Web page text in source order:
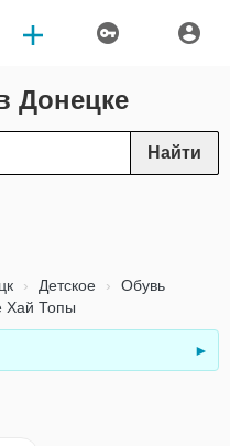
Донецке
Найти
Детское
Обувь
Хай Топы
►